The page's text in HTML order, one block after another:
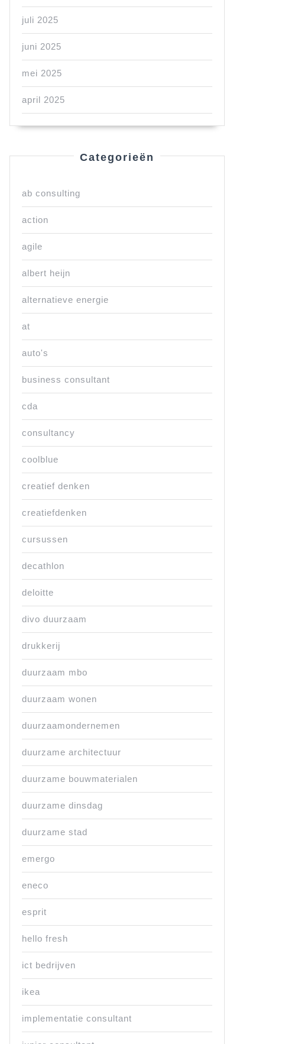
juli 2025
juni 2025
mei 2025
april 2025
Categorieën
ab consulting
action
agile
albert heijn
alternatieve energie
at
auto's
business consultant
cda
consultancy
coolblue
creatief denken
creatiefdenken
cursussen
decathlon
deloitte
divo duurzaam
drukkerij
duurzaam mbo
duurzaam wonen
duurzaamondernemen
duurzame architectuur
duurzame bouwmaterialen
duurzame dinsdag
duurzame stad
emergo
eneco
esprit
hello fresh
ict bedrijven
ikea
implementatie consultant